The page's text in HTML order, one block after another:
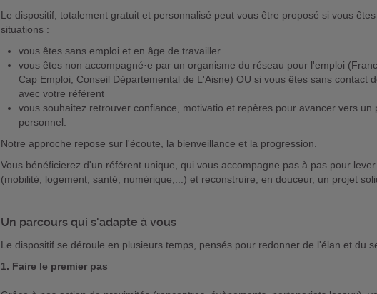
Le dispositif, totalement gratuit et personnalisé peut vous être proposé si vous
situations :
vous êtes sans emploi et en âge de travailler
vous êtes non accompagné·e par un organisme du réseau pour l'emploi
Cap Emploi, Conseil Départemental de L'Aisne) OU si vous êtes sans contact
avec votre référent
vous souhaitez retrouver confiance, motivatio et repères pour avancer vers un
personnel.
Notre approche repose sur l'écoute, la bienveillance et la progression.
Vous bénéficierez d'un référent unique, qui vous accompagne pas à pas pour
(mobilité, logement, santé, numérique,...) et reconstruire, en douceur, un projet
Un parcours qui s'adapte à vous
Le dispositif se déroule en plusieurs temps, pensés pour redonner de l'élan et du
1. Faire le premier pas